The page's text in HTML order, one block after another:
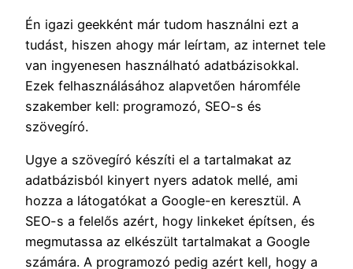
Én igazi geekként már tudom használni ezt a
tudást, hiszen ahogy már leírtam, az internet tele
van ingyenesen használható adatbázisokkal.
Ezek felhasználásához alapvetően háromféle
szakember kell: programozó, SEO-s és
szövegíró.
Ugye a szövegíró készíti el a tartalmakat az
adatbázisból kinyert nyers adatok mellé, ami
hozza a látogatókat a Google-en keresztül. A
SEO-s a felelős azért, hogy linkeket építsen, és
megmutassa az elkészült tartalmakat a Google
számára. A programozó pedig azért kell, hogy a